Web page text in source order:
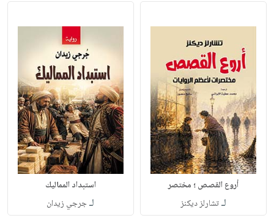
أروع القصص ؛ مختصر
لـتشارلز ديكنز
استبداد المماليك
لـجرجي زيدان